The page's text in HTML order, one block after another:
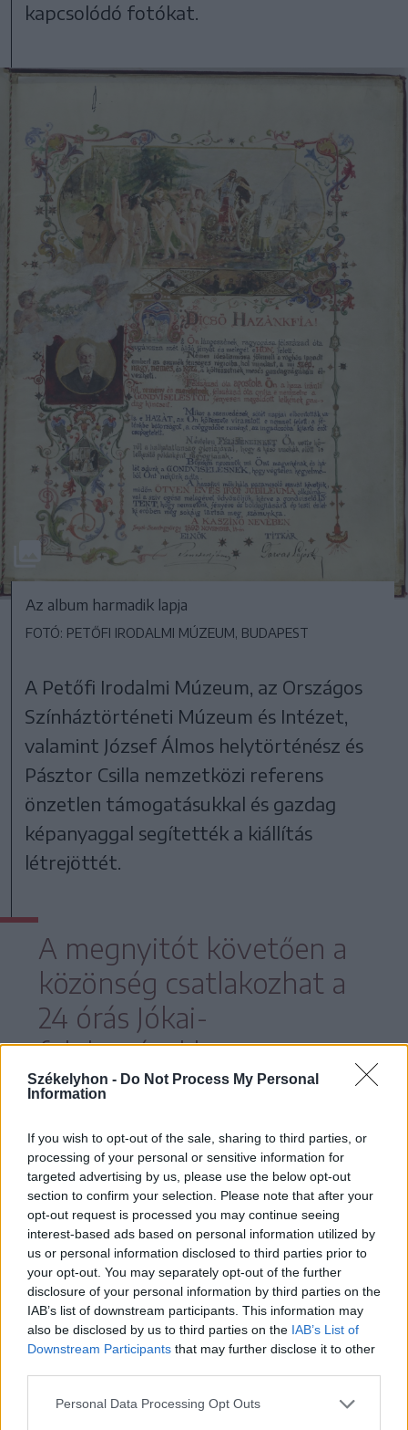
Székelyhon - Do Not Process My Personal
Information
If you wish to opt-out of the sale, sharing to third parties, or
processing of your personal or sensitive information for
targeted advertising by us, please use the below opt-out
section to confirm your selection. Please note that after your
opt-out request is processed you may continue seeing
interest-based ads based on personal information utilized by
us or personal information disclosed to third parties prior to
your opt-out. You may separately opt-out of the further
disclosure of your personal information by third parties on the
IAB’s list of downstream participants. This information may
also be disclosed by us to third parties on the IAB’s List of
Downstream Participants that may further disclose it to other
Personal Data Processing Opt Outs
kapcsolódó fotókat.
Az album harmadik lapja
FOTÓ: PETŐFI IRODALMI MÚZEUM, BUDAPEST
A Petőfi Irodalmi Múzeum, az Országos
Színháztörténeti Múzeum és Intézet,
valamint József Álmos helytörténész és
Pásztor Csilla nemzetközi referens
önzetlen támogatásukkal és gazdag
képanyaggal segítették a kiállítás
létrejöttét.
A megnyitót követően a
közönség csatlakozhat a
24 órás Jókai-
felolvasásokhoz,
amely a magyar kulturális tárca tavaly
nagy sikerrel megszervezett KIMesélő –
felolvasás a KIM-ben programjának
folytatása. A felolvasás alapját szabadon
választott Jókai-szövegek képezik.
Jókai imádta Erdővidéket, és ennek nyomát
írásaiban is felfedezzük. Így mesél a Vargyas-
szorosban tett látogatásáról: